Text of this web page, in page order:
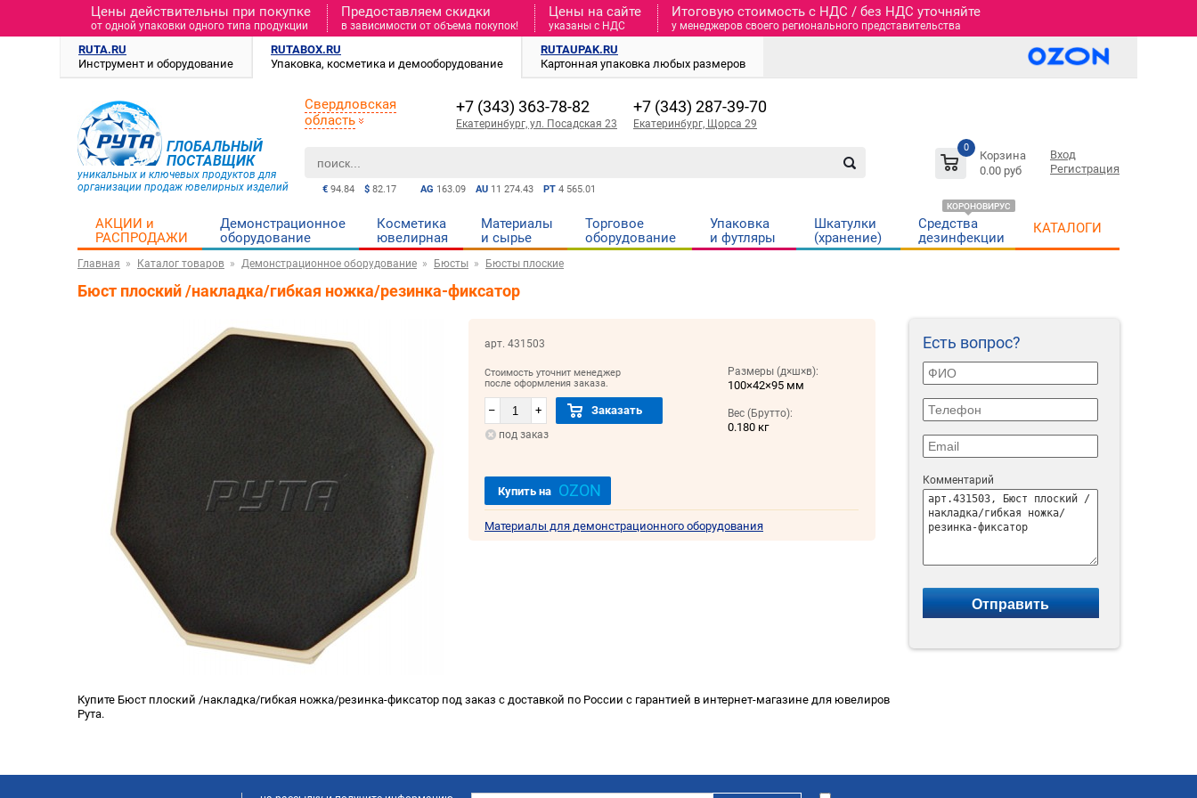
Цены действительны при покупке
от одной упаковки одного типа продукции
Предоставляем скидки
в зависимости от объема покупок!
Цены на сайте
указаны с НДС
Итоговую стоимость c НДС / без НДС уточняйте
у менеджеров своего регионального представительства
RUTA.RU
Инструмент и оборудование
RUTABOX.RU
Упаковка, косметика и демооборудование
RUTAUPAK.RU
Картонная упаковка любых размеров
ГЛОБАЛЬНЫЙ
ПОСТАВЩИК
уникальных и ключевых продуктов для
организации продаж ювелирных изделий
AG 163.09 AU 11 274.43 PT 4 565.01
€ 94.84 $ 82.17
0
Корзина
0.00 руб
Вход
Регистрация
Свердловская
область
+7 (343) 363-78-82
Екатеринбург, ул. Посадская 23
+7 (343) 287-39-70
Екатеринбург, Щорса 29
АКЦИИ и
РАСПРОДАЖИ
Демонстрационное
оборудование
Косметика
ювелирная
Материалы
и cырье
Торговое
оборудование
Упаковка
и футляры
Шкатулки
(хранение)
Средства
дезинфекции
КОРОНОВИРУС
КАТАЛОГИ
Главная Каталог товаров Демонстрационное оборудование Бюсты Бюсты плоские
Бюст плоский /накладка/гибкая ножка/резинка-фиксатор
Есть вопрос?
Комментарий
арт. 431503
Стоимость уточнит менеджер
после оформления заказа.
– + Заказать
под заказ
Размеры (д×ш×в):
100×42×95 мм
Вес (Брутто):
0.180 кг
Купить на OZON
Материалы для демонстрационного оборудования
Купите Бюст плоский /накладка/гибкая ножка/резинка-фиксатор под заказ с доставкой по России с гарантией в интернет-магазине для ювелиров
Рута.